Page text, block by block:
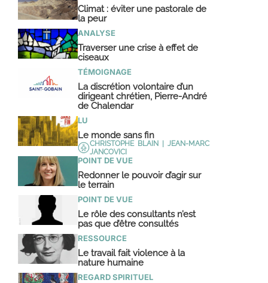
Climat : éviter une pastorale de
la peur
ANALYSE
Traverser une crise à effet de
ciseaux
TÉMOIGNAGE
La discrétion volontaire d’un
dirigeant chrétien, Pierre-André
de Chalendar
LU
Le monde sans fin
CHRISTOPHE BLAIN | JEAN-MARC
JANCOVICI
POINT DE VUE
Redonner le pouvoir d’agir sur
le terrain
POINT DE VUE
Le rôle des consultants n’est
pas que d’être consultés
RESSOURCE
Le travail fait violence à la
nature humaine
REGARD SPIRITUEL